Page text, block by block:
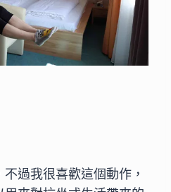
過我很喜歡這個動作，